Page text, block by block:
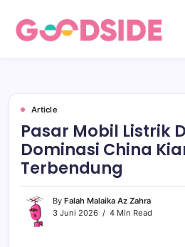
Gen
Indonesia
tentang
film,
teknologi,
musik,
gaya
hidup,
kecantikan
hingga
Article
Pasar Mobil Listrik
Dominasi China
Terbendung
By Falah Malaika Az Zahra
3 Juni 2026
4 Min Read